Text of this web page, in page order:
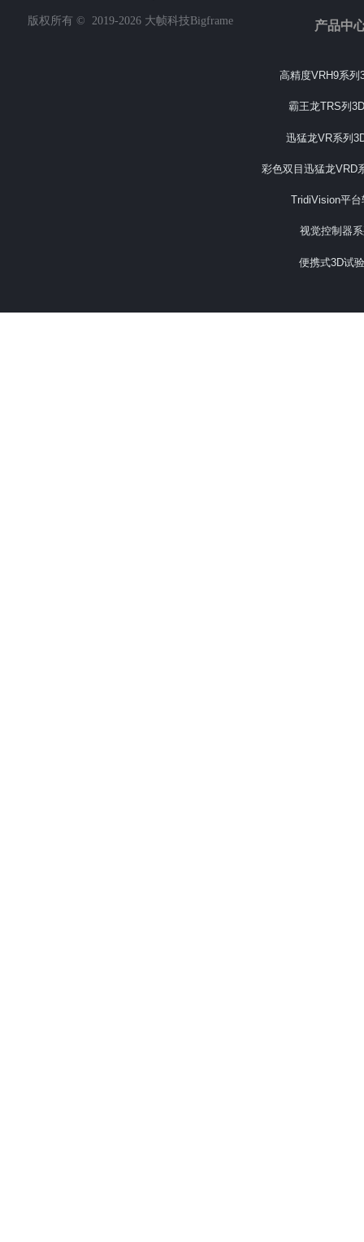
版权所有 ©  2019-2026 大帧科技Bigframe 产品中
高精度VRH9系列
霸王龙TRS列
迅猛龙VR系列
彩色双目迅猛龙VRD
TridiVision平台
视觉控制器
便携式3D试